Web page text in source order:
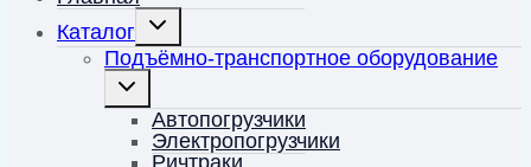
Каталог
Переключить
меню
Подъёмно-транспортное оборудование
Переключить
меню Автопогрузчики
Электропогрузчики